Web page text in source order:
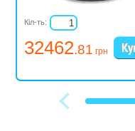
32462.81 грн
Кіл-ть: